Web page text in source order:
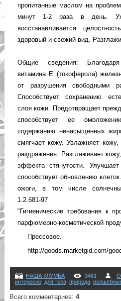
пропитанные маслом на
минут 1-2 раза в день.
восстанавливается
здоровый и свежий вид.
Общие сведения:
витамина Е (токоферола)
от разрушения свободными
Способствует сохранению
слоя кожи. Предотвращает
способствует ее
содержанию ненасыщенных
смягчает кожу. Увлажняет
раздражения. Разглаживает
эффекта стянутости.
способствует обновлению
ожоги, в том числе
1.2.681-97
"Гигиенические требования к
парфюмерно-косметической
Прессовое.
http://goods.marketgid.com/
НАША КЛУМБА 3481
интересно, для тела, природа,
Всего комментариев: 4